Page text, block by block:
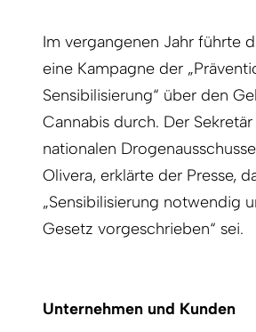
Im vergangenen Jahr führte
eine Kampagne der
Sensibilisierung“ über den
Cannabis durch. Der
nationalen
Olivera, erklärte der Presse,
„Sensibilisierung notwendig
Gesetz vorgeschrieben“ sei.
Unternehmen und Kunden